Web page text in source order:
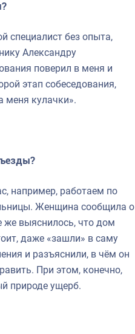
специалист без опыта,
Александру
поверил в меня и
этап собеседования,
меня кулачки».
например, работаем по
Женщина сообщила о
же выяснилось, что дом
даже «зашли» в саму
и разъяснили, в чём он
При этом, конечно,
природе ущерб.